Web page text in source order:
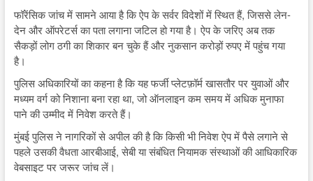
फॉरेंसिक जांच में सामने आया है कि ऐप के सर्वर विदेशों में स्थित हैं, जिससे लेन-
देन और ऑपरेटर्स का पता लगाना जटिल हो गया है। ऐप के जरिए अब तक
सैकड़ों लोग ठगी का शिकार बन चुके हैं और नुकसान करोड़ों रुपए में पहुंच गया
है।
पुलिस अधिकारियों का कहना है कि यह फर्जी प्लेटफ़ॉर्म खासतौर पर युवाओं और
मध्यम वर्ग को निशाना बना रहा था, जो ऑनलाइन कम समय में अधिक मुनाफा
पाने की उम्मीद में निवेश करते हैं।
मुंबई पुलिस ने नागरिकों से अपील की है कि किसी भी निवेश ऐप में पैसे लगाने से
पहले उसकी वैधता आरबीआई, सेबी या संबंधित नियामक संस्थाओं की आधिकारिक
वेबसाइट पर जरूर जांच लें।